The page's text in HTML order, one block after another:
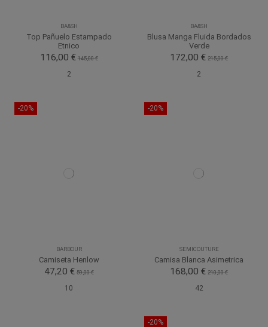
BA&SH
Top Pañuelo Estampado
Etnico
116,00 € 145,00 €
2
BA&SH
Blusa Manga Fluida Bordados
Verde
172,00 € 215,00 €
2
-20%
BARBOUR
Camiseta Henlow
47,20 € 59,00 €
10
-20%
SEMICOUTURE
Camisa Blanca Asimetrica
168,00 € 210,00 €
42
-20%